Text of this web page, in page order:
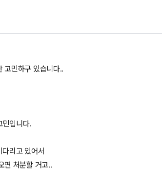
고민하구 있습니다..
민입니다.
리고 있어서
면 처분할 거고..